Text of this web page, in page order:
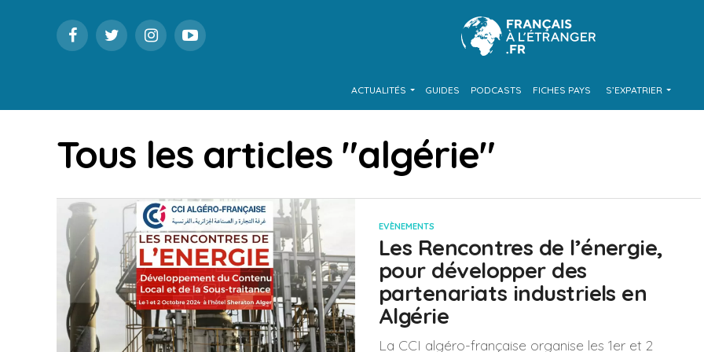
ACTUALITÉS GUIDES PODCASTS FICHES PAYS S’EXPATRIER
Tous les articles "algérie"
EVÈNEMENTS
Les Rencontres de l’énergie,
pour développer des
partenariats industriels en
Algérie
La CCI algéro-française organise les 1er et 2